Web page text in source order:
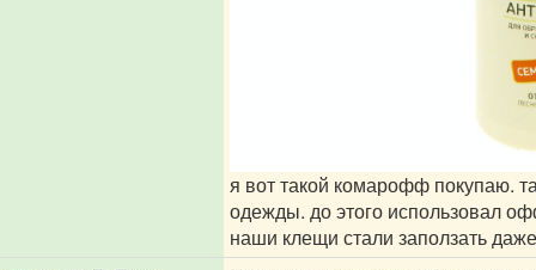
я вот такой комарофф покупаю.
одежды. до этого использовал
наши клещи стали заползать